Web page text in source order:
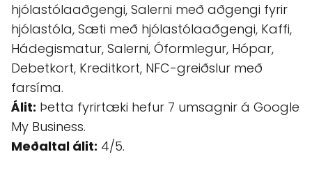
hjólastólaaðgengi, Salerni með aðgengi fyrir
hjólastóla, Sæti með hjólastólaaðgengi, Kaffi,
Hádegismatur, Salerni, Óformlegur, Hópar,
Debetkort, Kreditkort, NFC-greiðslur með
farsíma.
Álit: Þetta fyrirtæki hefur 7 umsagnir á Google
My Business.
Meðaltal álit: 4/5.